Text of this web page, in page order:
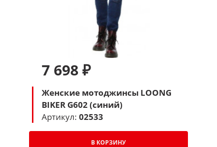
7 698 ₽
Женские мотоджинсы LOONG
BIKER G602 (синий)
Артикул: 02533
В КОРЗИНУ